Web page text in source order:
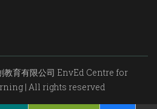
育有限公司 EnvEd Centre for
| All rights reserved